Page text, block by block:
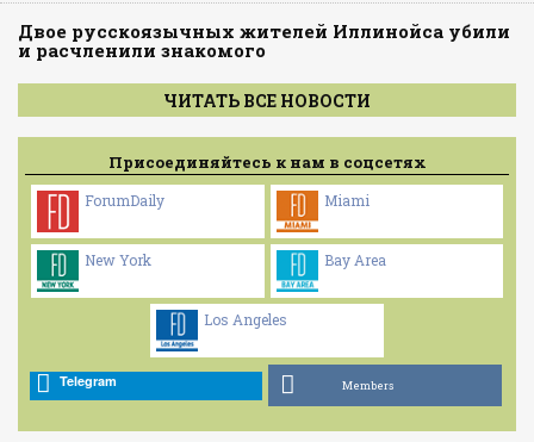
Двое русскоязычных жителей Иллинойса убили
и расчленили знакомого
ЧИТАТЬ ВСЕ НОВОСТИ
Присоединяйтесь к нам в соцсетях
ForumDaily Miami
New York Bay Area
Los Angeles
Telegram Members